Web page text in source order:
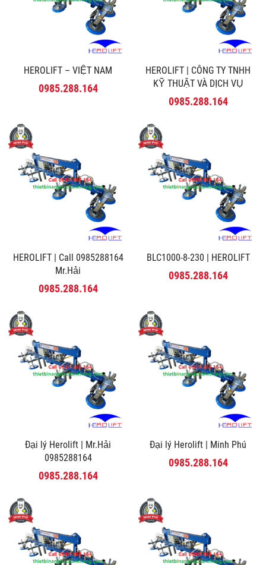
HEROLIFT – VIỆT NAM
0985.288.164
HEROLIFT | CÔNG TY TNHH
KỸ THUẬT VÀ DỊCH VỤ
MINH PHÚ
0985.288.164
HEROLIFT | Call 0985288164
Mr.Hải
0985.288.164
BLC1000-8-230 | HEROLIFT
0985.288.164
Đại lý Herolift | Mr.Hải
0985288164
0985.288.164
Đại lý Herolift | Minh Phú
0985.288.164